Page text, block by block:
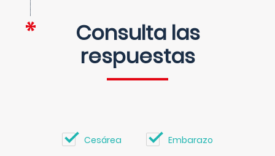
Consulta las
respuestas
Cesárea Embarazo